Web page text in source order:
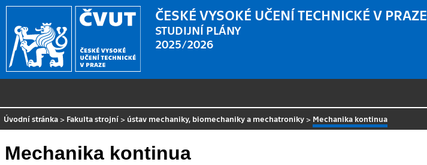
ČESKÉ VYSOKÉ UČENÍ TECHNICKÉ V PRAZE
STUDIJNÍ PLÁNY
2025/2026
Úvodní stránka > Fakulta strojní > ústav mechaniky, biomechaniky a mechatroniky > Mechanika kontinua
Mechanika kontinua